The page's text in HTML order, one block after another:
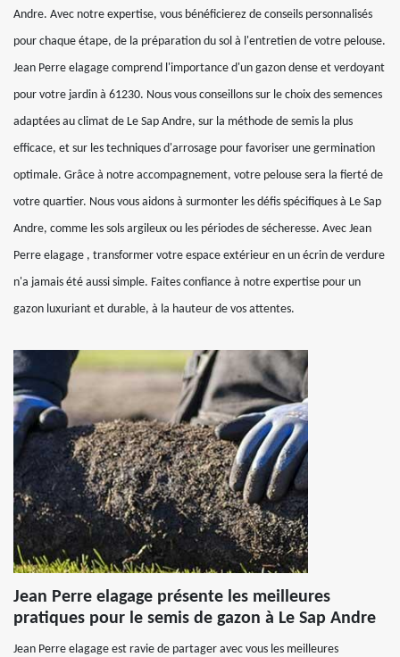
Andre. Avec notre expertise, vous bénéficierez de conseils personnalisés
pour chaque étape, de la préparation du sol à l'entretien de votre pelouse.
Jean Perre elagage comprend l'importance d'un gazon dense et verdoyant
pour votre jardin à 61230. Nous vous conseillons sur le choix des semences
adaptées au climat de Le Sap Andre, sur la méthode de semis la plus
efficace, et sur les techniques d'arrosage pour favoriser une germination
optimale. Grâce à notre accompagnement, votre pelouse sera la fierté de
votre quartier. Nous vous aidons à surmonter les défis spécifiques à Le Sap
Andre, comme les sols argileux ou les périodes de sécheresse. Avec Jean
Perre elagage , transformer votre espace extérieur en un écrin de verdure
n'a jamais été aussi simple. Faites confiance à notre expertise pour un
gazon luxuriant et durable, à la hauteur de vos attentes.
Jean Perre elagage présente les meilleures
pratiques pour le semis de gazon à Le Sap Andre
Jean Perre elagage est ravie de partager avec vous les meilleures